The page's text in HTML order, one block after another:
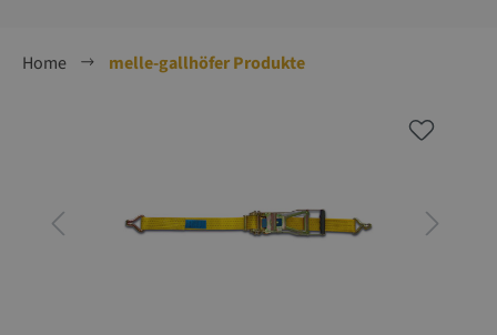
Home
melle-gallhöfer Produkte